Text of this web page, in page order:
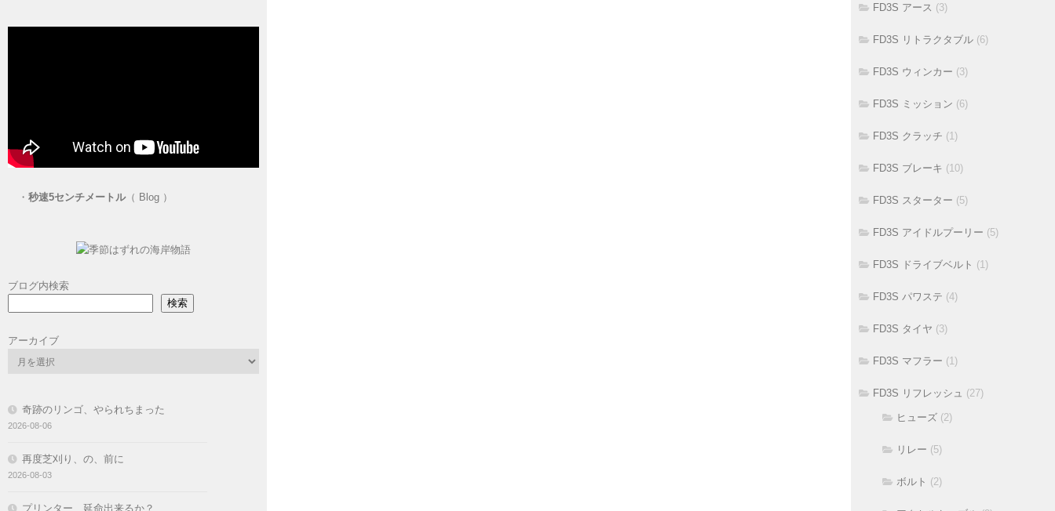
・ 秒速5センチメートル（ Blog ）
ブログ内検索
検索
アーカイブ
奇跡のリンゴ、やられちまった
2026-08-06
再度芝刈り、の、前に
2026-08-03
プリンター 延命出来るか？
FD3S アース (3)
FD3S リトラクタブル (6)
FD3S ウィンカー (3)
FD3S ミッション (6)
FD3S クラッチ (1)
FD3S ブレーキ (10)
FD3S スターター (5)
FD3S アイドルプーリー (5)
FD3S ドライブベルト (1)
FD3S パワステ (4)
FD3S タイヤ (3)
FD3S マフラー (1)
FD3S リフレッシュ (27)
ヒューズ (2)
リレー (5)
ボルト (2)